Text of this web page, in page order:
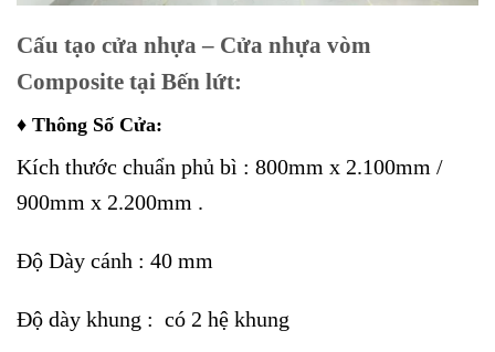
Cấu tạo cửa nhựa – Cửa nhựa vòm
Composite tại Bến lứt:
♦ Thông Số Cửa:
Kích thước chuẩn phủ bì : 800mm x 2.100mm /
900mm x 2.200mm .
Độ Dày cánh : 40 mm
Độ dày khung : có 2 hệ khung